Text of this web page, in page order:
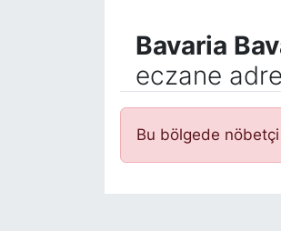
Bavaria
eczane
Bu bölgede